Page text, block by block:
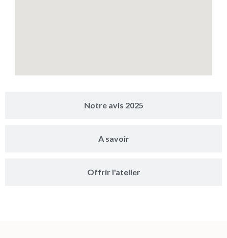
Notre avis 2025
A savoir
Offrir l'atelier